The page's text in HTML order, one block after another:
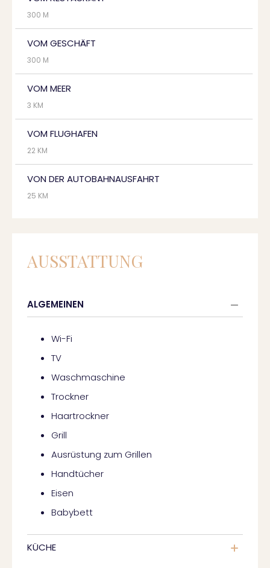
300 M
VOM GESCHÄFT
300 M
VOM MEER
3 KM
VOM FLUGHAFEN
22 KM
VON DER AUTOBAHNAUSFAHRT
25 KM
AUSSTATTUNG
ALGEMEINEN
Wi-Fi
TV
Waschmaschine
Trockner
Haartrockner
Grill
Ausrüstung zum Grillen
Handtücher
Eisen
Babybett
KÜCHE